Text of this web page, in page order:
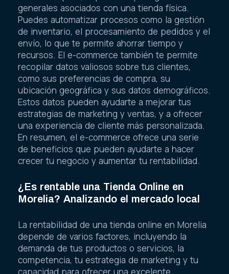
generales asociados con una tienda física.
Puedes automatizar procesos como la gestión
de inventario, el procesamiento de pedidos y el
envío, lo que te permite ahorrar tiempo y
recursos. El e-commerce también te permite
recopilar datos valiosos sobre tus clientes,
como sus preferencias de compra, su
ubicación geográfica y sus datos demográficos.
Estos datos pueden ayudarte a mejorar tus
estrategias de marketing y ventas, y a ofrecer
una experiencia de cliente más personalizada.
En resumen, el e-commerce ofrece una serie
de beneficios que pueden ayudarte a hacer
crecer tu negocio y aumentar tu rentabilidad.
¿Es rentable una Tienda Online en
Morelia? Analizando el mercado local
La rentabilidad de una tienda online en Morelia
depende de varios factores, incluyendo la
demanda de tus productos o servicios, la
competencia, tu estrategia de marketing y tu
capacidad para ofrecer una excelente